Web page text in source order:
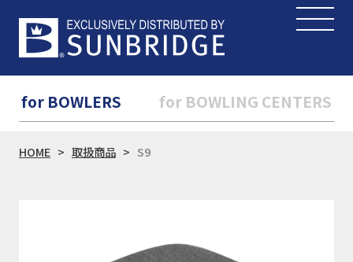
for BOWLERS for BOWLING CENTERS
HOME 取扱商品 S9